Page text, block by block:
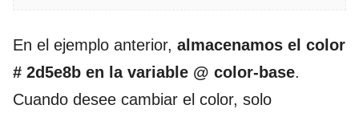
En el ejemplo anterior, almacenamos el color
# 2d5e8b en la variable @ color-base.
Cuando desee cambiar el color, solo